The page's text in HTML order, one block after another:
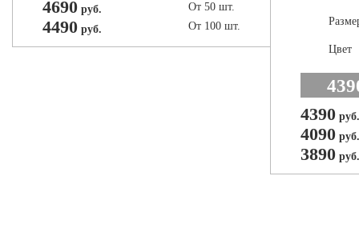
4690 руб.
4490 руб.
От 50 шт.
От 100 шт.
Цвет
4390
4090
3890